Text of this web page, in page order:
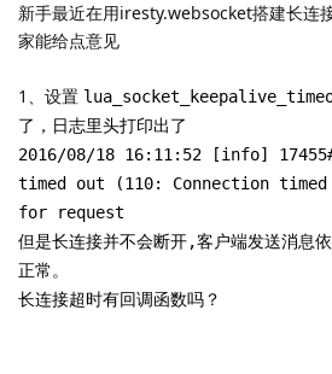
新手最近在用iresty.websocket搭建长连
家能给点意见
1、设置
了，日志里头打印出了
2016/08/18 16:11:52 [info]
timed out (110: Connection
for request
但是长连接并不会断开,客户端发送消息
正常。
长连接超时有回调函数吗？